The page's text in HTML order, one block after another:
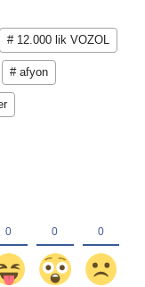
# 12.000 lik VOZOL
# afyon